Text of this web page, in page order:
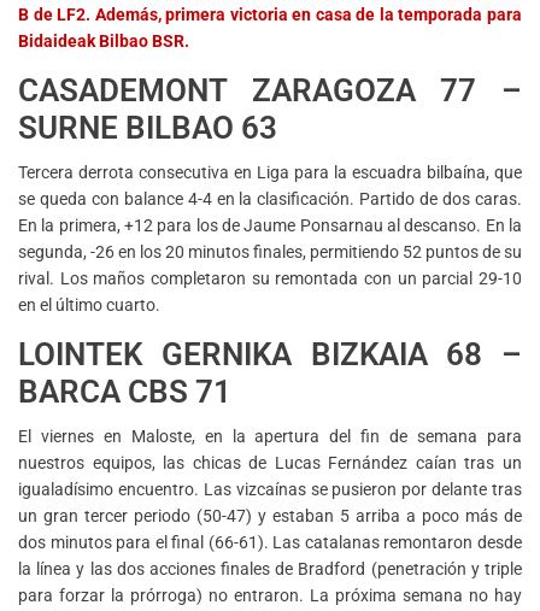
B de LF2. Además, primera victoria en casa de la temporada para
Bidaideak Bilbao BSR.
CASADEMONT ZARAGOZA 77 –
SURNE BILBAO 63
Tercera derrota consecutiva en Liga para la escuadra bilbaína, que
se queda con balance 4-4 en la clasificación. Partido de dos caras.
En la primera, +12 para los de Jaume Ponsarnau al descanso. En la
segunda, -26 en los 20 minutos finales, permitiendo 52 puntos de su
rival. Los maños completaron su remontada con un parcial 29-10
en el último cuarto.
LOINTEK GERNIKA BIZKAIA 68 –
BARCA CBS 71
El viernes en Maloste, en la apertura del fin de semana para
nuestros equipos, las chicas de Lucas Fernández caían tras un
igualadísimo encuentro. Las vizcaínas se pusieron por delante tras
un gran tercer periodo (50-47) y estaban 5 arriba a poco más de
dos minutos para el final (66-61). Las catalanas remontaron desde
la línea y las dos acciones finales de Bradford (penetración y triple
para forzar la prórroga) no entraron. La próxima semana no hay